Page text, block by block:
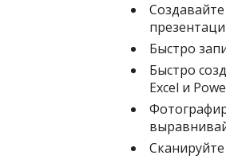
Быстро
Быстро
Excel и